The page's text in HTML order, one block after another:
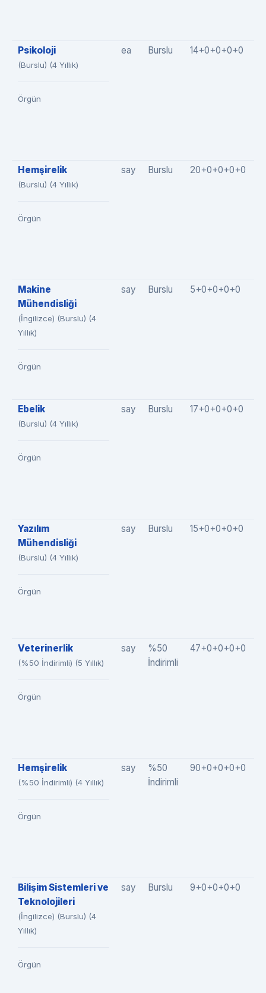
Psikoloji
(Burslu) (4 Yıllık)
Örgün
ea Burslu 14+0+0+0+0
Hemşirelik
(Burslu) (4 Yıllık)
Örgün
say Burslu 20+0+0+0+0
Makine
Mühendisliği
(İngilizce) (Burslu) (4
Yıllık)
Örgün
say Burslu 5+0+0+0+0
Ebelik
(Burslu) (4 Yıllık)
Örgün
say Burslu 17+0+0+0+0
Yazılım
Mühendisliği
(Burslu) (4 Yıllık)
Örgün
say Burslu 15+0+0+0+0
Veterinerlik
(%50 İndirimli) (5 Yıllık)
Örgün
say
%50
İndirimli
47+0+0+0+0
Hemşirelik
(%50 İndirimli) (4 Yıllık)
Örgün
say
%50
İndirimli
90+0+0+0+0
Bilişim Sistemleri ve
Teknolojileri
(İngilizce) (Burslu) (4
Yıllık)
Örgün
say Burslu 9+0+0+0+0